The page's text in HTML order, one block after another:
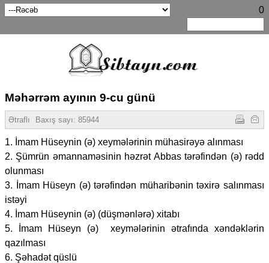
0
Məhərrəm ayının 9-cu günü
Ətraflı Baxış sayı: 85944
1. İmam Hüseynin (ə) xeymələrinin mühasirəyə alınması
2. Şümrün əmannaməsinin həzrət Abbas tərəfindən (ə) rədd
olunması
3. İmam Hüseyn (ə) tərəfindən müharibənin təxirə salınması
istəyi
4. İmam Hüseynin (ə) (düşmənlərə) xitabı
5. İmam Hüseyn (ə) xeymələrinin ətrafında xəndəklərin
qazılması
6. Şəhadət qüslü